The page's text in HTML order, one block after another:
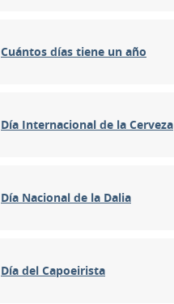
Cuántos días tiene un año
Día Internacional de la Cerveza
Día Nacional de la Dalia
Día del Capoeirista